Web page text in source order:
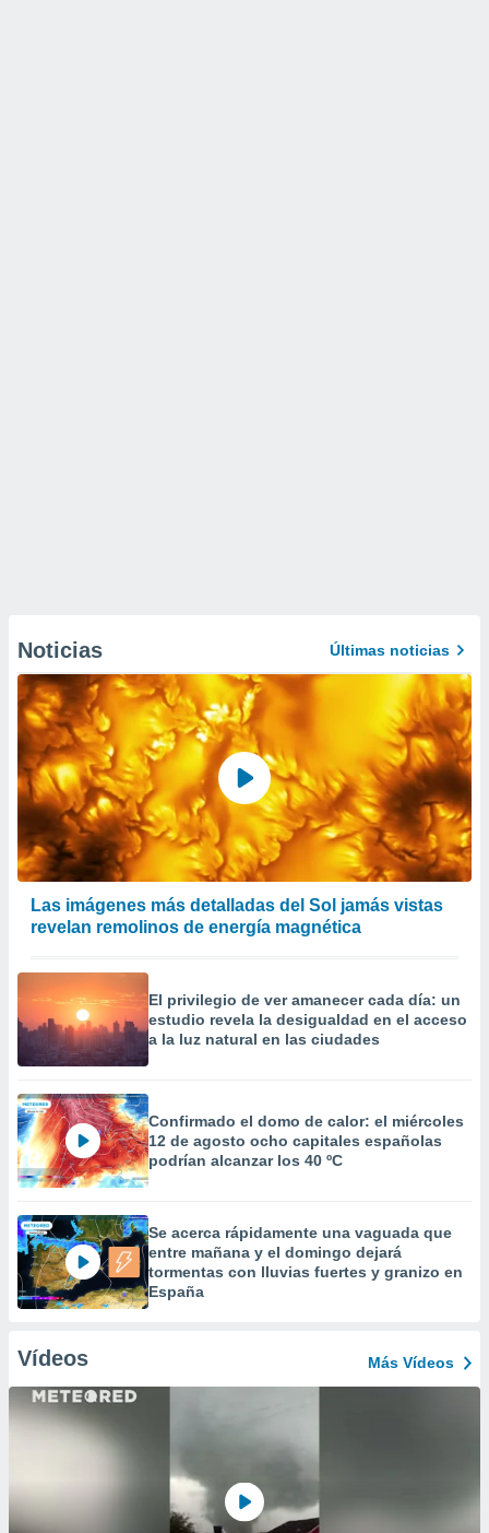
Noticias Últimas noticias
Las imágenes más detalladas del Sol jamás vistas
revelan remolinos de energía magnética
El privilegio de ver amanecer cada día: un
estudio revela la desigualdad en el acceso
a la luz natural en las ciudades
Confirmado el domo de calor: el miércoles
12 de agosto ocho capitales españolas
podrían alcanzar los 40 ºC
Se acerca rápidamente una vaguada que
entre mañana y el domingo dejará
tormentas con lluvias fuertes y granizo en
España
Vídeos Más Vídeos